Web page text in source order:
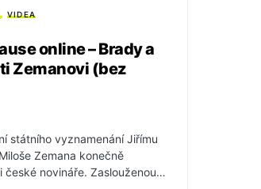
VIDEA
online – Brady a
Zemanovi (bez
státního vyznamenání Jiřímu
Zemana konečně
české novináře. Zaslouženou…